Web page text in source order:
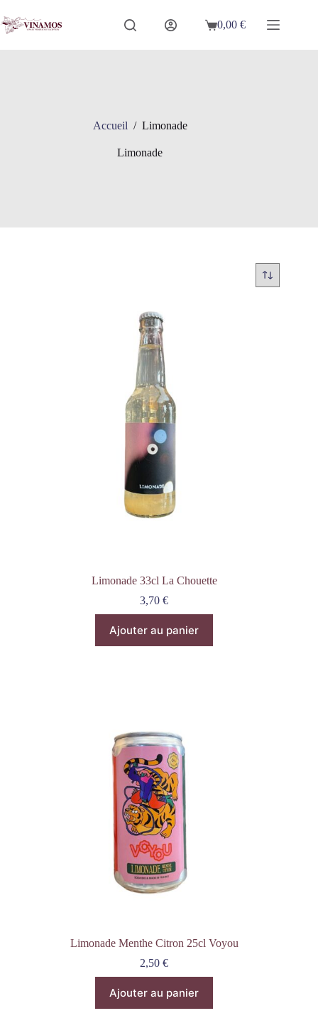
au
contenu
Panier
0,00€
Accueil / Limonade
Limonade
Limonade 33cl La Chouette
3,70€
Ajouter au panier
Limonade Menthe Citron 25cl Voyou
2,50€
Ajouter au panier